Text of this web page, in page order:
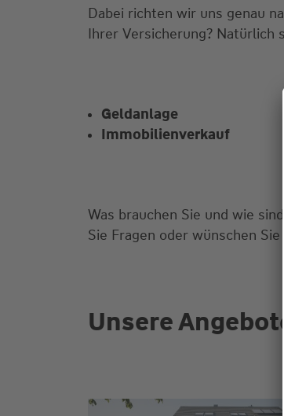
Dabei richten wir uns genau
Ihrer Versicherung? Natürlich
Geldanlage
Immobilienverkauf
Was brauchen Sie und wie
Sie Fragen oder wünschen
Unsere